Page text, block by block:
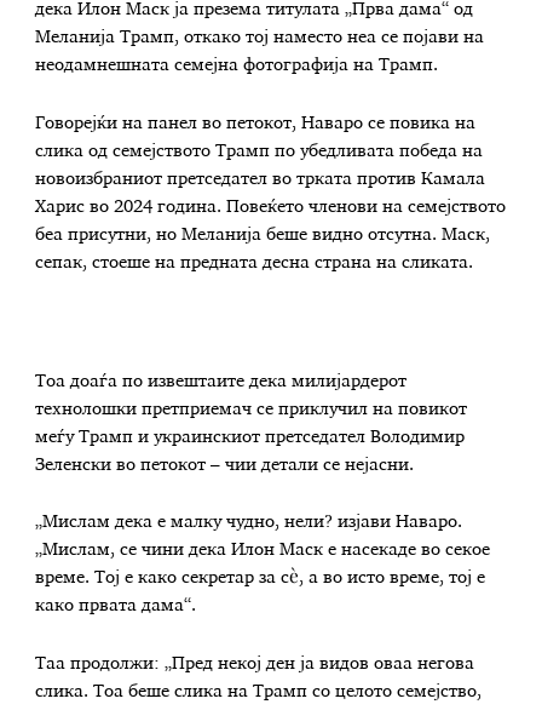
дека Илон Маск ја презема титулата „Прва дама“ од
Меланија Трамп, откако тој наместо неа се појави на
неодамнешната семејна фотографија на Трамп.
Говорејќи на панел во петокот, Наваро се повика на
слика од семејството Трамп по убедливата победа на
новоизбраниот претседател во трката против Камала
Харис во 2024 година. Повеќето членови на семејството
беа присутни, но Меланија беше видно отсутна. Маск,
сепак, стоеше на предната десна страна на сликата.
Тоа доаѓа по извештаите дека милијардерот
технолошки претприемач се приклучил на повикот
меѓу Трамп и украинскиот претседател Володимир
Зеленски во петокот – чии детали се нејасни.
„Мислам дека е малку чудно, нели? изјави Наваро.
„Мислам, се чини дека Илон Маск е насекаде во секое
време. Тој е како секретар за сè, а во исто време, тој е
како првата дама“.
Таа продолжи: „Пред некој ден ја видов оваа негова
слика. Тоа беше слика на Трамп со целото семејство,